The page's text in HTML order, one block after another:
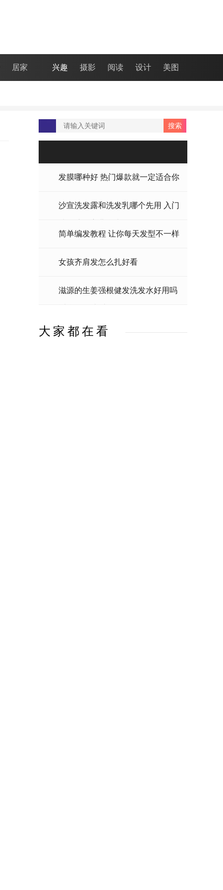
居家 兴趣 摄影 阅读 设计 美图
发膜哪种好 热门爆款就一定适合你
沙宣洗发露和洗发乳哪个先用 入门
简单编发教程 让你每天发型不一样
女孩齐肩发怎么扎好看
滋源的生姜强根健发洗发水好用吗
大家都在看